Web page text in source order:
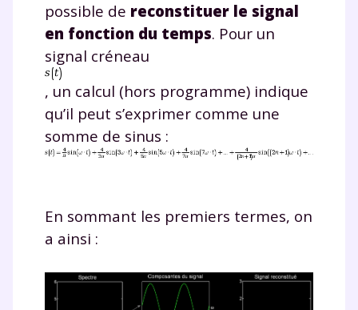
possible de reconstituer le signal
en fonction du temps. Pour un
signal créneau
, un calcul (hors programme) indique
qu’il peut s’exprimer comme une
somme de sinus :
En sommant les premiers termes, on
a ainsi :
et de réussir votre
année scolaire ?